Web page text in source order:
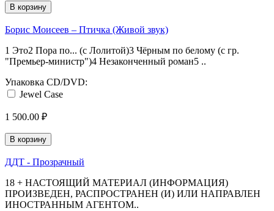
В корзину
Борис Моисеев – Птичка (Живой звук)
1 Это2 Пора по... (c Лолитой)3 Чёрным по белому (с гр.
"Премьер-министр")4 Незаконченный роман5 ..
Упаковка CD/DVD:
Jewel Case
1 500.00 ₽
В корзину
ДДТ - Прозрачный
18 + НАСТОЯЩИЙ МАТЕРИАЛ (ИНФОРМАЦИЯ)
ПРОИЗВЕДЕН, РАСПРОСТРАНЕН (И) ИЛИ НАПРАВЛЕН
ИНОСТРАННЫМ АГЕНТОМ..